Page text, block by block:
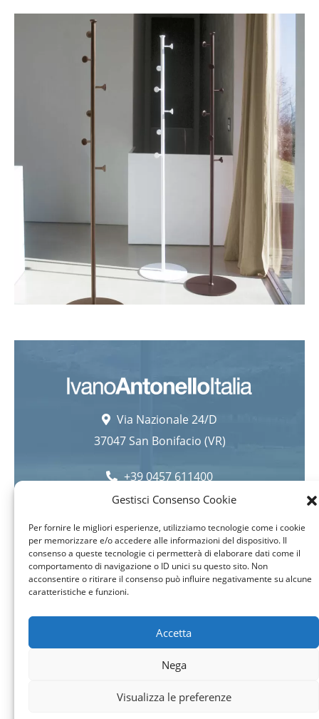
Gestisci Consenso Cookie
Per fornire le migliori esperienze, utilizziamo tecnologie come i cookie
per memorizzare e/o accedere alle informazioni del dispositivo. Il
consenso a queste tecnologie ci permetterà di elaborare dati come il
comportamento di navigazione o ID unici su questo sito. Non
acconsentire o ritirare il consenso può influire negativamente su alcune
caratteristiche e funzioni.
Accetta
Nega
Visualizza le preferenze
Via Nazionale 24/D
37047 San Bonifacio (VR)
+39 0457 611400
Mappa del sito
The made in Italy furniture that you call by name
P.iva 04751940232